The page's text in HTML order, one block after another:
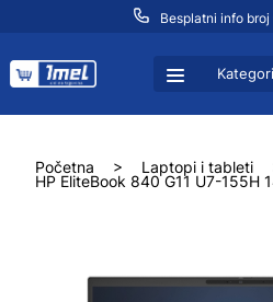
Besplatni info broj
Početna > Laptopi i tableti
HP EliteBook 840 G11 U7-155H